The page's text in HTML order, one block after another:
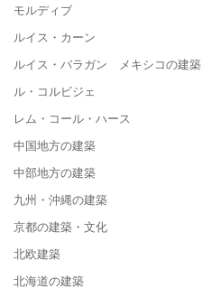
モルディブ
ルイス・カーン
ルイス・バラガン メキシコの建築
ル・コルビジェ
レム・コール・ハース
中国地方の建築
中部地方の建築
九州・沖縄の建築
京都の建築・文化
北欧建築
北海道の建築